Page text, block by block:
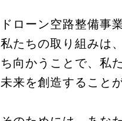
ドローン空路整備事
私たちの取り組みは
ち向かうことで、私
未来を創造すること